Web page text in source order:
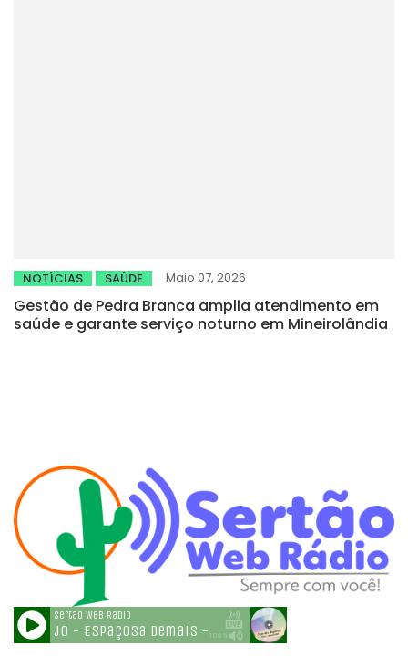
NOTÍCIAS SAÚDE Maio 07, 2026
Gestão de Pedra Branca amplia atendimento em
saúde e garante serviço noturno em Mineirolândia